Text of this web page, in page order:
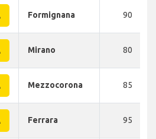
Formignana 90
Mirano 80
Mezzocorona 85
Ferrara 95